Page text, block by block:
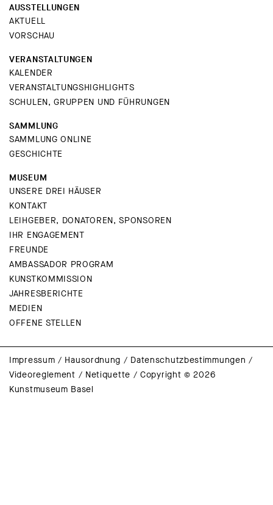
AUSSTELLUNGEN
AKTUELL
VORSCHAU
VERANSTALTUNGEN
KALENDER
VERANSTALTUNGSHIGHLIGHTS
SCHULEN, GRUPPEN UND FÜHRUNGEN
SAMMLUNG
SAMMLUNG ONLINE
GESCHICHTE
MUSEUM
UNSERE DREI HÄUSER
KONTAKT
LEIHGEBER, DONATOREN, SPONSOREN
IHR ENGAGEMENT
FREUNDE
AMBASSADOR PROGRAM
KUNSTKOMMISSION
JAHRESBERICHTE
MEDIEN
OFFENE STELLEN
Impressum / Hausordnung / Datenschutzbestimmungen /
Videoreglement / Netiquette /Copyright © 2026
Kunstmuseum Basel